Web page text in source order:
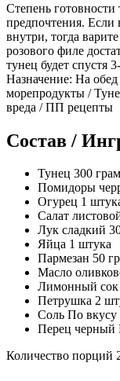
Степень готовности
предпочтения.
внутри, тогда
розового филе
тунец будет спустя
Назначение: На
морепродукты /
вреда / ПП рецепты
Состав /
Тунец 300
Помидоры
Огурец 1
Салат
Лук сладкий
Яйца 1 штука
Пармезан 50
Масло
Лимонный сок
Петрушка 2
Соль По вкусу
Перец черный
Количество порций